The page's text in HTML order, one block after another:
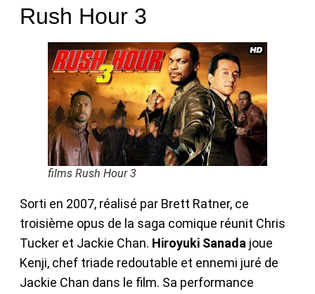
Rush Hour 3
films Rush Hour 3
Sorti en 2007, réalisé par Brett Ratner, ce
troisième opus de la saga comique réunit Chris
Tucker et Jackie Chan. Hiroyuki Sanada joue
Kenji, chef triade redoutable et ennemi juré de
Jackie Chan dans le film. Sa performance